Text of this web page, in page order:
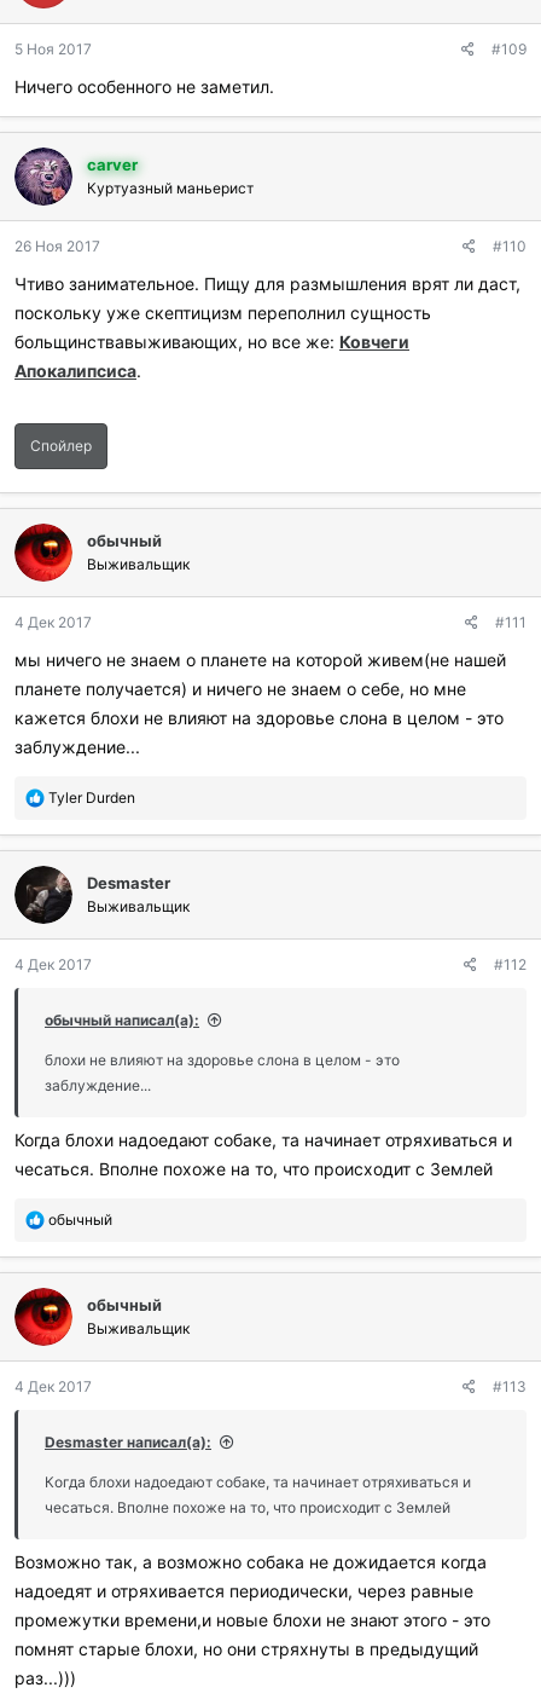
о
а
и
л
:
5 Ноя 2017 #109
Ничего особенного не заметил.
carver
Куртуазный маньерист
26 Ноя 2017 #110
Чтиво занимательное. Пищу для размышления врят ли даст,
поскольку уже скептицизм переполнил сущность
больщинствавыживающих, но все же: Ковчеги
Апокалипсиса.
Спойлер
обычный
Выживальщик
4 Дек 2017 #111
мы ничего не знаем о планете на которой живем(не нашей
планете получается) и ничего не знаем о себе, но мне
кажется блохи не влияют на здоровье слона в целом - это
заблуждение...
П
б
а
г
о
а
и
и
:
Tyler Durden
Desmaster
Выживальщик
4 Дек 2017 #112
обычный написал(а):
блохи не влияют на здоровье слона в целом - это
заблуждение...
Когда блохи надоедают собаке, та начинает отряхиваться и
чесаться. Вполне похоже на то, что происходит с Землей
П
б
а
г
о
а
и
и
обычный
обычный
Выживальщик
4 Дек 2017 #113
Desmaster написал(а):
Когда блохи надоедают собаке, та начинает отряхиваться и
чесаться. Вполне похоже на то, что происходит с Землей
Возможно так, а возможно собака не дожидается когда
надоедят и отряхивается периодически, через равные
промежутки времени,и новые блохи не знают этого - это
помнят старые блохи, но они стряхнуты в предыдущий
раз...)))